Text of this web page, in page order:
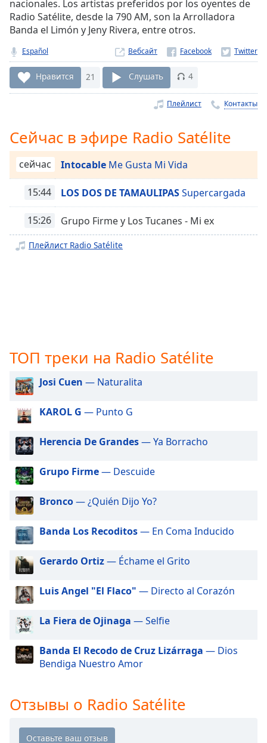
Playback
Rate
Chapters
Descriptions
selected
Subtitles
subtitles
settings ,
opens
subtitles
settings
dialog
Picture
This
modal
window.
Beginning
window.
Escape
cancel
and
close
window.
Text
Color
Text
Color
nacionales. Los artistas preferidos por los oyentes de
Radio Satélite, desde la 790 AM, son la Arrolladora
Banda el Limón y Jeny Rivera, entre otros.
Español Вебсайт
Нравится 21 Слушать 4
Плейлист Контакты
Сейчас в эфире Radio Satélite
сейчас Intocable Me Gusta Mi Vida
15:44 LOS DOS DE TAMAULIPASSupercargada
15:26 Grupo Firme y Los Tucanes - Mi ex
Плейлист Radio Satélite
ТОП треки на Radio Satélite
Josi Cuen — Naturalita
KAROL G — Punto G
Herencia De Grandes— Ya Borracho
Grupo Firme— Descuide
Bronco— ¿Quién Dijo Yo?
Banda Los Recoditos— En Coma Inducido
Gerardo Ortiz— Échame el Grito
Luis Angel "El Flaco" — Directo al Corazón
La Fiera de Ojinaga — Selfie
Banda El Recodo de Cruz Lizárraga — Dios
Bendiga Nuestro Amor
Отзывы о Radio Satélite